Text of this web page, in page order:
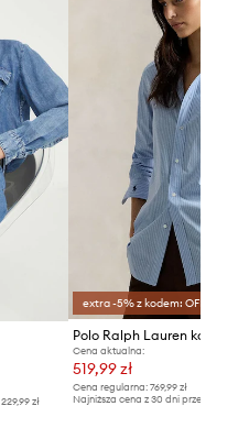
229,99 zł
extra -5% z kodem: OFF*
Cena aktualna:
519,99 zł
Cena regularna: 769,99 zł
Najniższa cena z 30 dni przed obniżką: